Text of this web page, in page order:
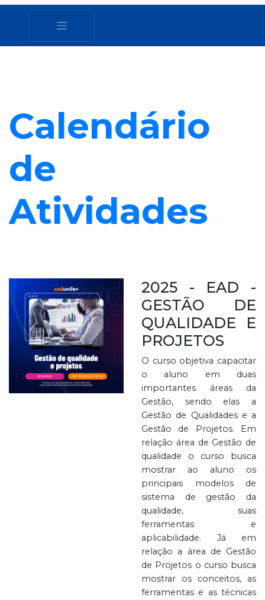
Calendário
de
Atividades
2025 - EAD -
GESTÃO DE
QUALIDADE E
PROJETOS
O curso objetiva capacitar
o aluno em duas
importantes áreas da
Gestão, sendo elas a
Gestão de Qualidades e a
Gestão de Projetos. Em
relação área de Gestão de
qualidade o curso busca
mostrar ao aluno os
principais modelos de
sistema de gestão da
qualidade, suas
ferramentas e
aplicabilidade. Já em
relação a área de Gestão
de Projetos o curso busca
mostrar os conceitos, as
ferramentas e as técnicas